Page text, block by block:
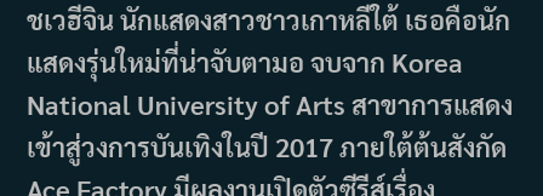
ชเวฮีจิน นักแสดงสาวชาวเกาหลีใต้ เธอคือนัก
แสดงรุ่นใหม่ที่น่าจับตามอ จบจาก Korea
National University of Arts สาขาการแสดง
เข้าสู่วงการบันเทิงในปี 2017 ภายใต้ต้นสังกัด
Ace Factory มีผลงานเปิดตัวซีรีส์เรื่อง